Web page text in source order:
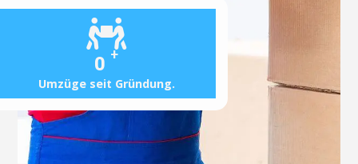
0 +
Umzüge seit Gründung.